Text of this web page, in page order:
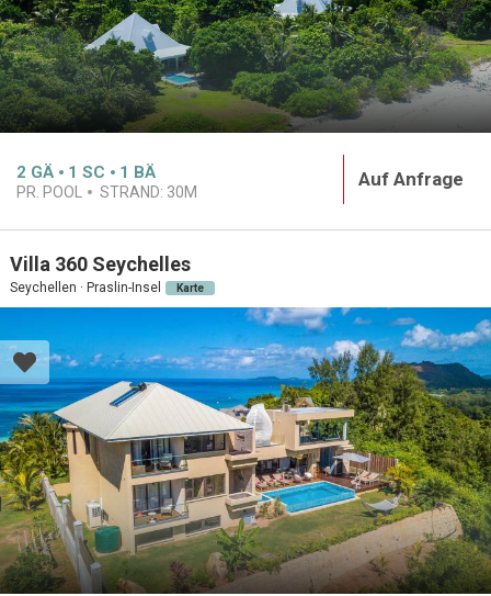
2 GÄ 1 SC 1 BÄ
PR. POOL STRAND: 30M
Auf Anfrage
Villa 360 Seychelles
Seychellen · Praslin-Insel Karte